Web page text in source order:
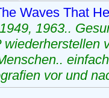
Waves That
1949, 1963..
wiederherstellen
vor und